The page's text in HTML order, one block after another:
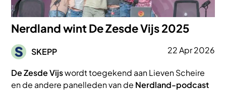
Nerdland wint De Zesde Vijs 2025
Afbeelding
SKEPP 22 Apr 2026
De Zesde Vijswordt toegekend aan Lieven Scheire
en de andere panelleden van de Nerdland-podcast